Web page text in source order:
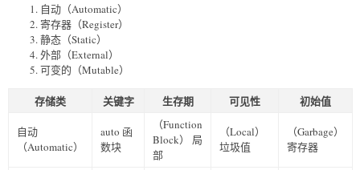
自动（Automatic）
寄存器（Register）
静态（Static）
外部（External）
可变的（Mutable）
存储类 关键字 生存期 可见性 初始值
自动
（Automatic）
auto 函
数块
（Function
Block） 局
部
（Local）
垃圾值
（Garbage）
寄存器